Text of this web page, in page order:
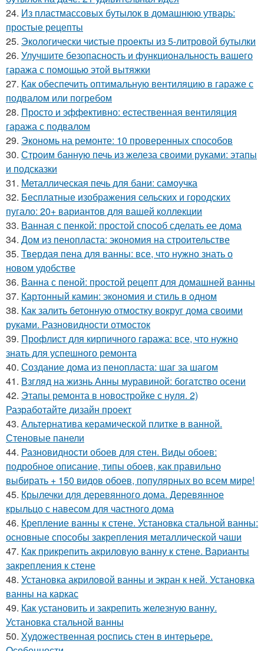
24. Из пластмассовых бутылок в домашнюю утварь:
простые рецепты
25. Экологически чистые проекты из 5-литровой бутылки
26. Улучшите безопасность и функциональность вашего
гаража с помощью этой вытяжки
27. Как обеспечить оптимальную вентиляцию в гараже с
подвалом или погребом
28. Просто и эффективно: естественная вентиляция
гаража с подвалом
29. Экономь на ремонте: 10 проверенных способов
30. Строим банную печь из железа своими руками: этапы
и подсказки
31. Металлическая печь для бани: самоучка
32. Бесплатные изображения сельских и городских
пугало: 20+ вариантов для вашей коллекции
33. Ванная с пенкой: простой способ сделать ее дома
34. Дом из пенопласта: экономия на строительстве
35. Твердая пена для ванны: все, что нужно знать о
новом удобстве
36. Ванна с пеной: простой рецепт для домашней ванны
37. Картонный камин: экономия и стиль в одном
38. Как залить бетонную отмостку вокруг дома своими
руками. Разновидности отмосток
39. Профлист для кирпичного гаража: все, что нужно
знать для успешного ремонта
40. Создание дома из пенопласта: шаг за шагом
41. Взгляд на жизнь Анны муравиной: богатство осени
42. Этапы ремонта в новостройке с нуля. 2)
Разработайте дизайн проект
43. Альтернатива керамической плитке в ванной.
Стеновые панели
44. Разновидности обоев для стен. Виды обоев:
подробное описание, типы обоев, как правильно
выбирать + 150 видов обоев, популярных во всем мире!
45. Крылечки для деревянного дома. Деревянное
крыльцо с навесом для частного дома
46. Крепление ванны к стене. Установка стальной ванны:
основные способы закрепления металлической чаши
47. Как прикрепить акриловую ванну к стене. Варианты
закрепления к стене
48. Установка акриловой ванны и экран к ней. Установка
ванны на каркас
49. Как установить и закрепить железную ванну.
Установка стальной ванны
50. Художественная роспись стен в интерьере.